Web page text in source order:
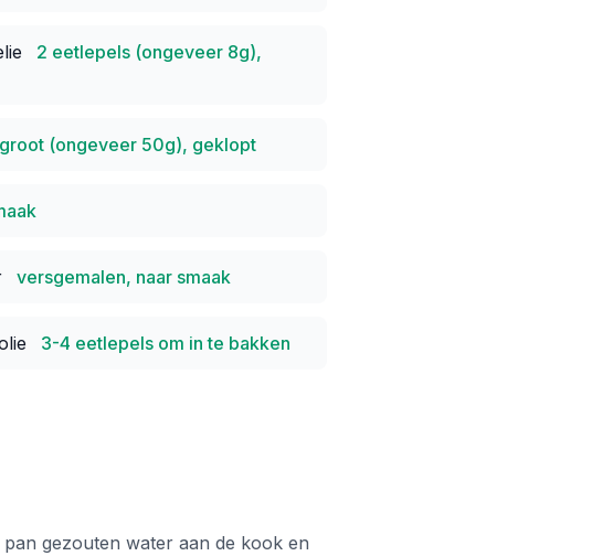
2 eetlepels (ongeveer 8g),
groot (ongeveer 50g), geklopt
versgemalen, naar smaak
3-4 eetlepels om in te bakken
gezouten water aan de kook en